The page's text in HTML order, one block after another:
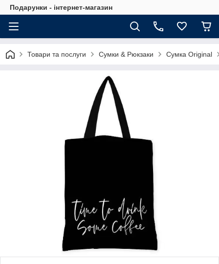
Подарунки - інтернет-магазин
Товари та послуги Сумки & Рюкзаки Сумка Original